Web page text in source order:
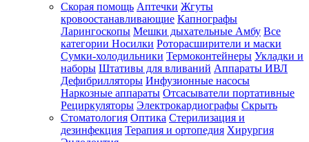
Скорая помощь Аптечки Жгуты
кровоостанавливающие Капнографы
Ларингоскопы Мешки дыхательные Амбу Все
категории Носилки Роторасширители и маски
Сумки-холодильники Термоконтейнеры Укладки и
наборы Штативы для вливаний Аппараты ИВЛ
Дефибрилляторы Инфузионные насосы
Наркозные аппараты Отсасыватели портативные
Рециркуляторы Электрокардиографы Скрыть
Стоматология Оптика Стерилизация и
дезинфекция Терапия и ортопедия Хирургия